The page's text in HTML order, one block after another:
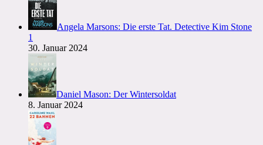
Angela Marsons: Die erste Tat. Detective Kim Stone
1
30. Januar 2024
Daniel Mason: Der Wintersoldat
8. Januar 2024